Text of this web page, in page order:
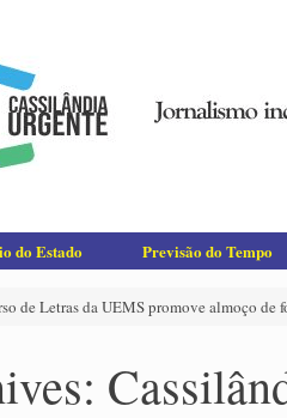
do Estado Previsão do Tempo
de Letras da UEMS promove almoço de